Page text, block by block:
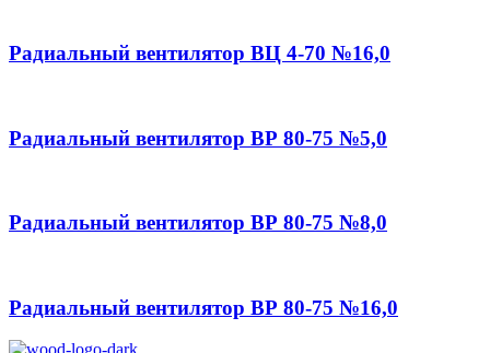
Радиальный вентилятор ВЦ 4-70 №16,0
Радиальный вентилятор ВР 80-75 №5,0
Радиальный вентилятор ВР 80-75 №8,0
Радиальный вентилятор ВР 80-75 №16,0